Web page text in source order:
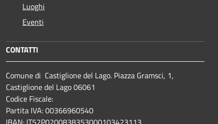
Luoghi
Eventi
CONTATTI
Comune di Castiglione del Lago. Piazza Gramsci, 1,
Castiglione del Lago 06061
Codice Fiscale:
Partita IVA: 00366960540